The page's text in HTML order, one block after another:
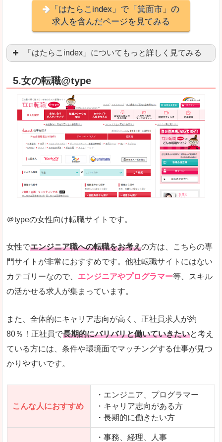
「はたらこindex」で「箕面市」の
求人を含んだページを見てみる
「はたらこindex」についてもっと詳しく見てみる
良いところ
求人が毎時更新されます！（他社求人サイトは週
希望職種の平均時給が瞬時にわかります。アルバ
求人数が多すぎて、逆に絞り込みに悩んだり、迷
雇用形態にもよりますが、給与額に幅があります。
詳しい説明
希望する職種の平均時給がすぐにわかるので、給
また、他社転職サイトにはない日払いや週払いと
新着案件が続々とアップされるので、転職を急い
人気度
また、上戸彩さんのCMでおなじみなこともあり
使いやすさ
全体的にオレンジ色のトーンで、見ていても疲れ
「はたらこindex」で「箕面市」の
求人を含んだページを見てみる
5.女の転職@type
＠typeの女性向け転職サイトです。
女性でエンジニア職への転職をお考えの方は、こちらの専
門サイトが非常におすすめです。他社転職サイトにはない
カテゴリーなので、 エンジニアやプログラマー等、スキル
の活かせる求人が集まっています。
また、全体的にキャリア志向が高く、正社員求人が約
80％！正社員で長期的にバリバリと働いていきたいと考え
ている方には、条件や環境面でマッチングする仕事が見つ
かりやすいです。
こんな人におすすめ
・エンジニア、プログラマー
・キャリア志向がある方
・長期的に働きたい方
・事務、経理、人事